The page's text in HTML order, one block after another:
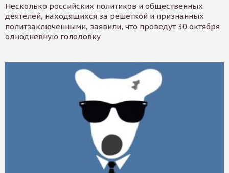
Несколько российских политиков и общественных
деятелей, находящихся за решеткой и признанных
политзаключенными, заявили, что проведут 30 октября
однодневную голодовку